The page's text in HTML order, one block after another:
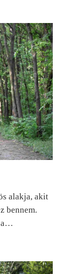
alakja, akit
bennem.
a…